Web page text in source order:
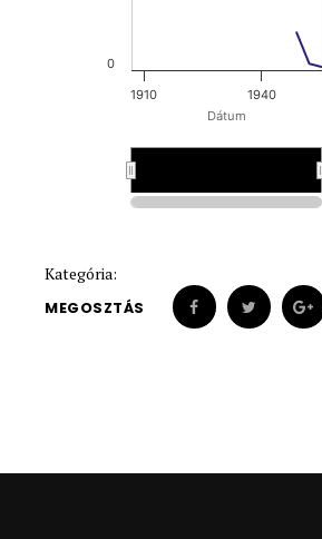
Dátum
1910 1940
0
Kategória:
MEGOSZTÁS